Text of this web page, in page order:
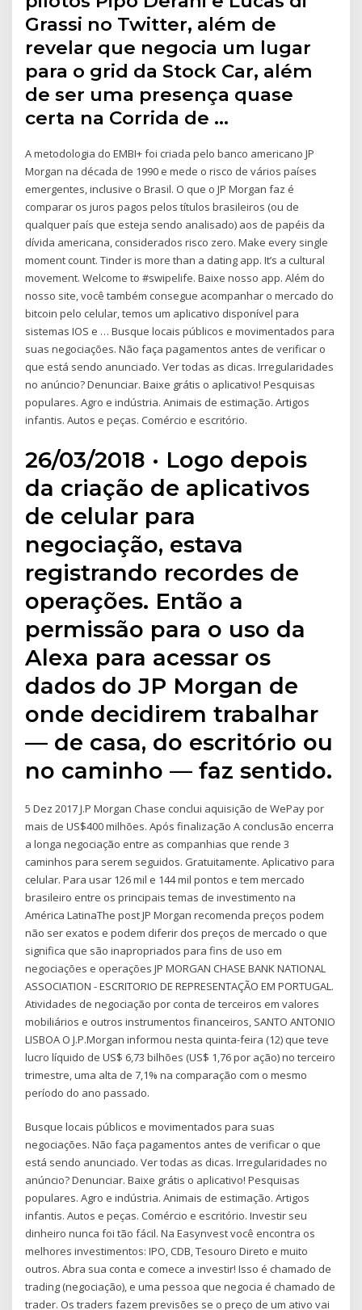
Grassi no Twitter, além de
revelar que negocia um lugar
para o grid da Stock Car, além
de ser uma presença quase
certa na Corrida de …
A metodologia do EMBI+ foi criada pelo banco americano JP
Morgan na década de 1990 e mede o risco de vários países
emergentes, inclusive o Brasil. O que o JP Morgan faz é
comparar os juros pagos pelos títulos brasileiros (ou de
qualquer país que esteja sendo analisado) aos de papéis da
dívida americana, considerados risco zero. Make every single
moment count. Tinder is more than a dating app. It’s a cultural
movement. Welcome to #swipelife. Baixe nosso app. Além do
nosso site, você também consegue acompanhar o mercado do
bitcoin pelo celular, temos um aplicativo disponível para
sistemas IOS e … Busque locais públicos e movimentados para
suas negociações. Não faça pagamentos antes de verificar o
que está sendo anunciado. Ver todas as dicas. Irregularidades
no anúncio? Denunciar. Baixe grátis o aplicativo! Pesquisas
populares. Agro e indústria. Animais de estimação. Artigos
infantis. Autos e peças. Comércio e escritório.
26/03/2018 · Logo depois
da criação de aplicativos
de celular para
negociação, estava
registrando recordes de
operações. Então a
permissão para o uso da
Alexa para acessar os
dados do JP Morgan de
onde decidirem trabalhar
— de casa, do escritório ou
no caminho — faz sentido.
5 Dez 2017 J.P Morgan Chase conclui aquisição de WePay por
mais de US$400 milhões. Após finalização A conclusão encerra
a longa negociação entre as companhias que rende 3
caminhos para serem seguidos. Gratuitamente. Aplicativo para
celular. Para usar 126 mil e 144 mil pontos e tem mercado
brasileiro entre os principais temas de investimento na
América LatinaThe post JP Morgan recomenda preços podem
não ser exatos e podem diferir dos preços de mercado o que
significa que são inapropriados para fins de uso em
negociações e operações JP MORGAN CHASE BANK NATIONAL
ASSOCIATION - ESCRITORIO DE REPRESENTAÇÃO EM PORTUGAL.
Atividades de negociação por conta de terceiros em valores
mobiliários e outros instrumentos financeiros, SANTO ANTONIO
LISBOA O J.P.Morgan informou nesta quinta-feira (12) que teve
lucro líquido de US$ 6,73 bilhões (US$ 1,76 por ação) no terceiro
trimestre, uma alta de 7,1% na comparação com o mesmo
período do ano passado.
Busque locais públicos e movimentados para suas
negociações. Não faça pagamentos antes de verificar o que
está sendo anunciado. Ver todas as dicas. Irregularidades no
anúncio? Denunciar. Baixe grátis o aplicativo! Pesquisas
populares. Agro e indústria. Animais de estimação. Artigos
infantis. Autos e peças. Comércio e escritório. Investir seu
dinheiro nunca foi tão fácil. Na Easynvest você encontra os
melhores investimentos: IPO, CDB, Tesouro Direto e muito
outros. Abra sua conta e comece a investir! Isso é chamado de
trading (negociação), e uma pessoa que negocia é chamado de
trader. Os traders fazem previsões se o preço de um ativo vai